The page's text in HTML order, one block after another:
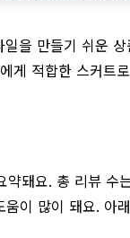
을 만들기 쉬운
게 적합한 스커트
돼요. 총 리뷰
이 많이 돼요.